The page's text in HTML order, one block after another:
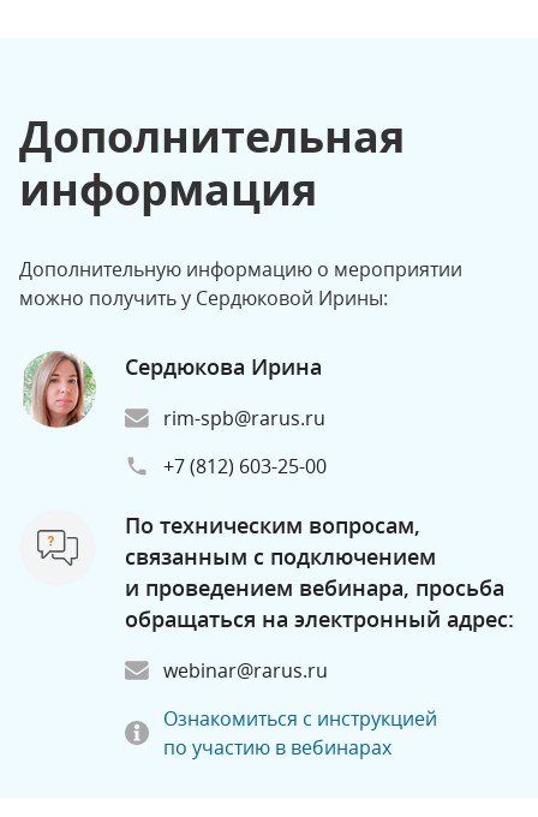
Дополнительная
информация
Дополнительную информацию о мероприятии
можно получить у Сердюковой Ирины:
Сердюкова Ирина
rim-spb@rarus.ru
+7 (812) 603-25-00
По техническим вопросам,
связанным с подключением
и проведением вебинара, просьба
обращаться на электронный адрес:
webinar@rarus.ru
Ознакомиться с инструкцией
по участию в вебинарах